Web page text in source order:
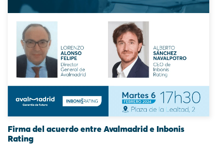
Firma del acuerdo entre Avalmadrid e Inbonis
Rating